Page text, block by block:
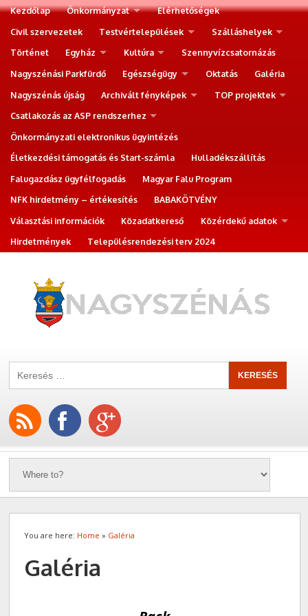
Kezdőlap Önkormányzat
Elérhetőségek
Civil szervezetek
Testvértelepülések
Szálláshelyek
Történet
Egyház Kultúra
Szennyvízcsatornázás
Nagyszénási Parkfürdő
Egészségügy Oktatás
Galéria
Nagyszénás újság
Archivált fényképek
TOP projektek
Csatlakozás az ASP rendszerhez
Önkormányzati elektronikus ügyintézés
Életkezdési támogatás és Start-számla
Hulladékszállítás
Falugazdász ügyfélfogadás
Magyar Falu Program
NFK hirdetmény – értékesítés
BABAKÖTVÉNY
Választási információk
Közadatkereső
Közérdekű adatok
Hirdetmények
Településrendezési terv 2024
You are here: Home » Galéria
Galéria